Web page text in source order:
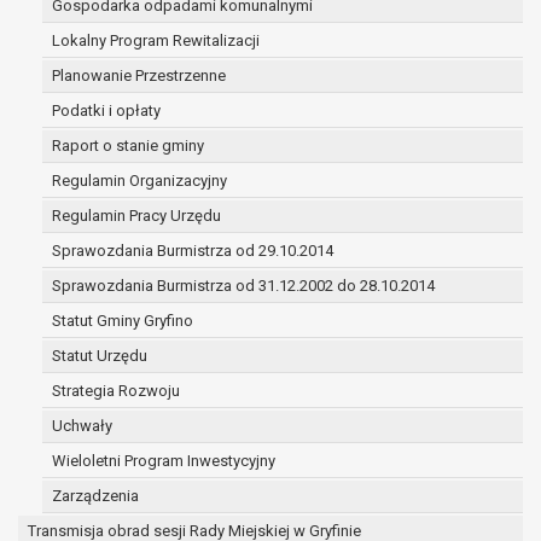
Gospodarka odpadami komunalnymi
Lokalny Program Rewitalizacji
Planowanie Przestrzenne
Podatki i opłaty
Raport o stanie gminy
Regulamin Organizacyjny
Regulamin Pracy Urzędu
Sprawozdania Burmistrza od 29.10.2014
Sprawozdania Burmistrza od 31.12.2002 do 28.10.2014
Statut Gminy Gryfino
Statut Urzędu
Strategia Rozwoju
Uchwały
Wieloletni Program Inwestycyjny
Zarządzenia
Transmisja obrad sesji Rady Miejskiej w Gryfinie
(merytorycznych), a także obowiązków i
zadań zleconych przez instytucje
nadrzędne wobec Gminy;
zawarcia i realizacji umów;
ochrony żywotnych interesów osoby, której
dane dotyczą, lub innej osoby fizycznej;
wykonania zadania realizowanego w
interesie publicznym lub w ramach
sprawowania władzy publicznej
powierzonej administratorowi;
w pozostałych przypadkach dane osobowe
przetwarzane są wyłącznie na podstawie
wcześniej udzielonej zgody w zakresie i celu
określonym w treści zgody.
W związku z przetwarzaniem danych w celu
wskazanym w pkt. 3, dane osobowe mogą być
udostępniane innym upoważnionym odbiorcom lub
kategoriom odbiorców danych osobowych.
Odbiorcami mogą być:
podmioty, które przetwarzają dane